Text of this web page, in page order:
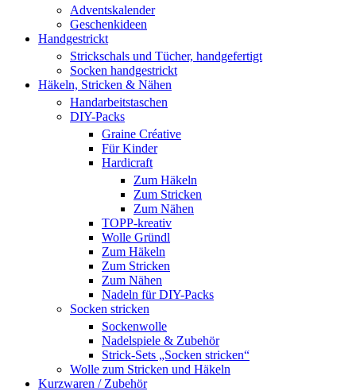
Adventskalender
Geschenkideen
Handgestrickt
Strickschals und Tücher, handgefertigt
Socken handgestrickt
Häkeln, Stricken & Nähen
Handarbeitstaschen
DIY-Packs
Graine Créative
Für Kinder
Hardicraft
Zum Häkeln
Zum Stricken
Zum Nähen
TOPP-kreativ
Wolle Gründl
Zum Häkeln
Zum Stricken
Zum Nähen
Nadeln für DIY-Packs
Socken stricken
Sockenwolle
Nadelspiele & Zubehör
Strick-Sets „Socken stricken“
Wolle zum Stricken und Häkeln
Kurzwaren / Zubehör